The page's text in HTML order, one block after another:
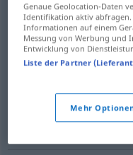
(zer-, auf)platzen,
explodieren
ausbrechen
Genaue Geolocation-Daten
Identifikation aktiv
Informationen auf einem
Messung von Werbung und
Entwicklung von
Liste der Partner
Mehr